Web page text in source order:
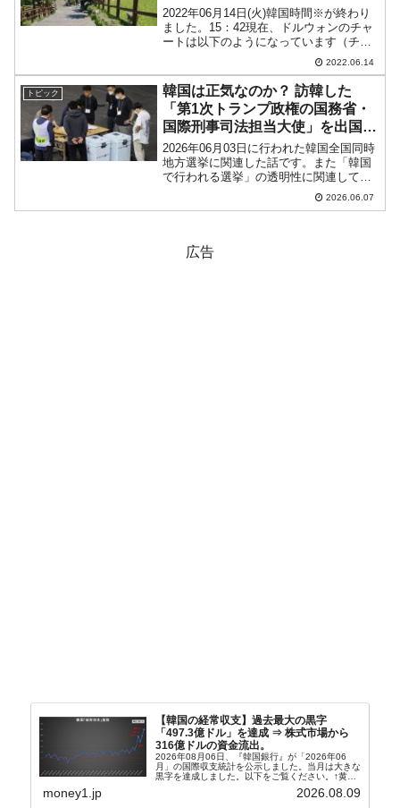
2022年06月14日(火)韓国時間※が終わり
ました。15：42現在、ドルウォンのチャ
ートは以下のようになっています（チャ
ートは『Investing.com』より引用）。陰
線が長くなりました。「1ドル＝1,286ウ
ォン」近辺の攻防となってい...
2022.06.14
トピック
韓国は正気なのか？ 訪韓した
「第1次トランプ政権の国務省・
国際刑事司法担当大使」を出国停
止に！
2026年06月03日に行われた韓国全国同時
地方選挙に関連した話です。また「韓国
で行われる選挙」の透明性に関連してい
ます。結論からいえば、Morse H.
Tan（モース・タン）さん（上掲写真）が
2026.06.07
広告
【韓国の経常収支】過去最大の黒字
「497.3億ドル」を達成 ⇒ 株式市場から
316億ドルの資金流出。
2026年08月06日、『韓国銀行』が「2026年06
月」の国際収支統計を公示しました。当月は大きな
黒字を達成しました。以下をご覧ください。↑黄色
の経常収支です。2026年06月貿易収支：4...
money1.jp 2026.08.09